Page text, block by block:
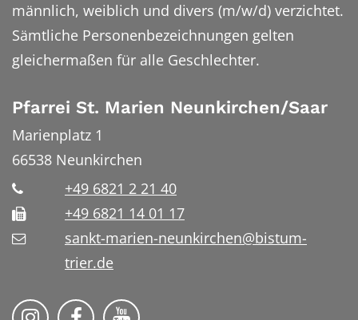
männlich, weiblich und divers (m/w/d) verzichtet.
Sämtliche Personenbezeichnungen gelten
gleichermaßen für alle Geschlechter.
Pfarrei St. Marien Neunkirchen/Saar
Marienplatz 1
66538 Neunkirchen
+49 6821 2 21 40
+49 6821 14 01 17
sankt-marien-neunkirchen@bistum-
trier.de
Bistum Trier auf Instragram
Die Pfarrei auf Facebook
Die Pfarrei auf YouTube